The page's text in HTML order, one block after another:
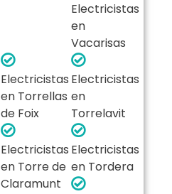
Electricistas
en
Vacarisas
Electricistas
en Torrellas
de Foix
Electricistas
en
Torrelavit
Electricistas
en Torre de
Claramunt
Electricistas
en Tordera